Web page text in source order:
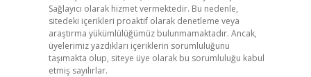
Sağlayıcı olarak hizmet vermektedir. Bu nedenle,
sitedeki içerikleri proaktif olarak denetleme veya
araştırma yükümlülüğümüz bulunmamaktadır. Ancak,
üyelerimiz yazdıkları içeriklerin sorumluluğunu
taşımakta olup, siteye üye olarak bu sorumluluğu kabul
etmiş sayılırlar.